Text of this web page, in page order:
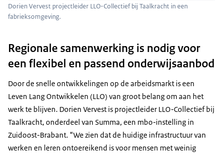
Dorien Vervest projectleider LLO-Collectief bij Taalkracht in een
fabrieksomgeving.
Regionale samenwerking is nodig voor
een flexibel en passend onderwijsaanbod
Door de snelle ontwikkelingen op de arbeidsmarkt is een
Leven Lang Ontwikkelen (LLO) van groot belang om aan het
werk te blijven. Dorien Vervest is projectleider LLO-Collectief bij
Taalkracht, onderdeel van Summa, een mbo-instelling in
Zuidoost-Brabant. “We zien dat de huidige infrastructuur van
werken en leren ontoereikend is voor mensen met weinig